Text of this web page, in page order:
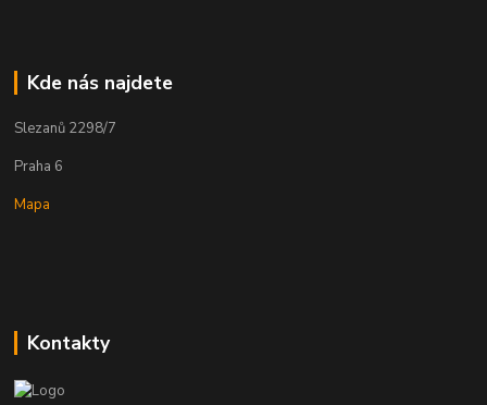
Kde nás najdete
Slezanů 2298/7
Praha 6
Mapa
Kontakty